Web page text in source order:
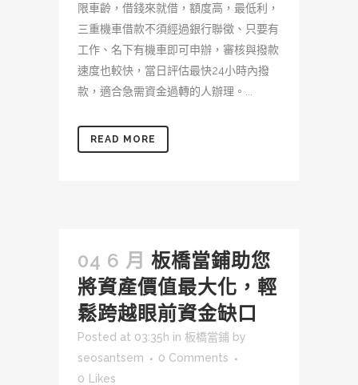
限車齡，借錢來就借，額度高，最低利，
三重機車借款不須經過銀行聯徵、只要有
工作、名下有機車即可申辦，審核與撥款
速度也較快，當日評估最快24小時內撥
款，適合急需資金過轉的人辦理。...
READ MORE
04 6 月 板橋當鋪助您
將資產價值最大化，輕
鬆跨越眼前資金缺口
Posted at 03:35h in 板橋當鋪 by
seosantsem
0 Comments
0 Likes